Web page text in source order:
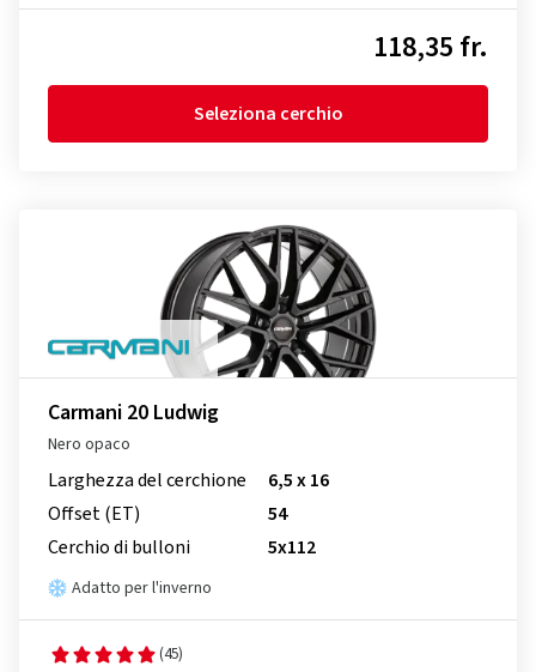
118,35 fr.
Seleziona cerchio
Carmani 20 Ludwig
Nero opaco
Larghezza del cerchione
6,5 x 16
Offset (ET)
54
Cerchio di bulloni
5x112
Adatto per l'inverno
(45)